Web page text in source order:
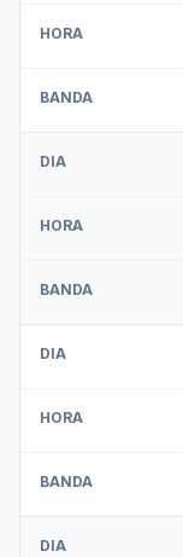
HORA
BANDA
DIA
HORA
BANDA
DIA
HORA
BANDA
DIA